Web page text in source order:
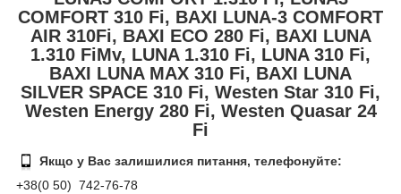
COMFORT 310 Fi, BAXI LUNA-3 COMFORT
AIR 310Fi, BAXI ECO 280 Fi, BAXI LUNA
1.310 FiMv, LUNA 1.310 Fi, LUNA 310 Fi,
BAXI LUNA MAX 310 Fi, BAXI LUNA
SILVER SPACE 310 Fi, Westen Star 310 Fi,
Westen Energy 280 Fi, Westen Quasar 24
Fi
Якщо у Вас залишилися питання, телефонуйте:
+38(0 50) 742-76-78